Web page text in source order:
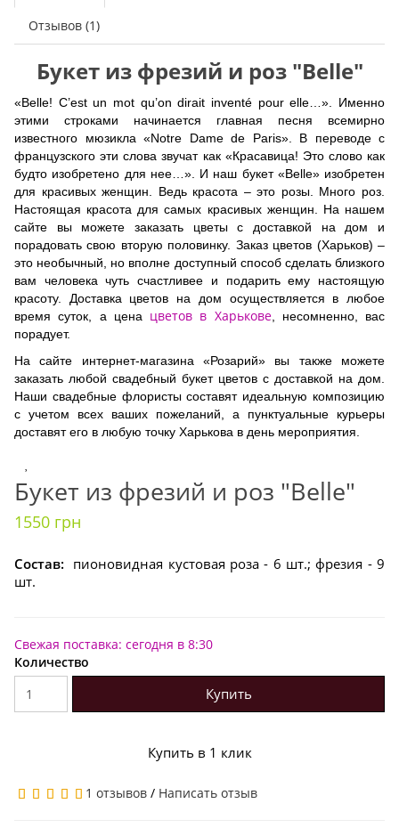
Отзывов (1)
Букет из фрезий и роз "Belle"
«Belle! C’est un mot qu’on dirait inventé pour elle…». Именно
этими строками начинается главная песня всемирно
известного мюзикла «Notre Dame de Paris». В переводе с
французского эти слова звучат как «Красавица! Это слово как
будто изобретено для нее…». И наш букет «Belle» изобретен
для красивых женщин. Ведь красота – это розы. Много роз.
Настоящая красота для самых красивых женщин. На нашем
сайте вы можете заказать цветы с доставкой на дом и
порадовать свою вторую половинку. Заказ цветов (Харьков) –
это необычный, но вполне доступный способ сделать близкого
вам человека чуть счастливее и подарить ему настоящую
красоту. Доставка цветов на дом осуществляется в любое
время суток, а цена цветов в Харькове, несомненно, вас
порадует.
На сайте интернет-магазина «Розарий» вы также можете
заказать любой свадебный букет цветов с доставкой на дом.
Наши свадебные флористы составят идеальную композицию
с учетом всех ваших пожеланий, а пунктуальные курьеры
доставят его в любую точку Харькова в день мероприятия.
Букет из фрезий и роз "Belle"
1550 грн
Состав: пионовидная кустовая роза - 6 шт.; фрезия - 9
шт.
Свежая поставка: сегодня в 8:30
Количество
Купить
Купить в 1 клик
1 отзывов / Написать отзыв